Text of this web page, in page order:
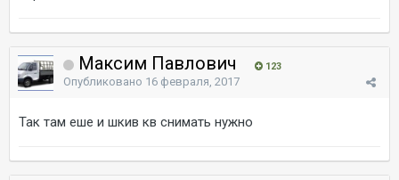
Максим Павлович 123
Опубликовано 16 февраля, 2017
Так там еше и шкив кв снимать нужно